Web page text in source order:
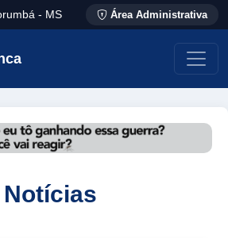
- MS Área Administrativa
Notícias